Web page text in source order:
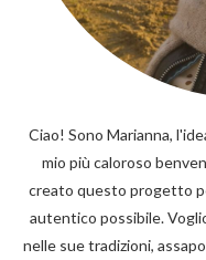
Ciao! Sono Marianna,
mio più caloroso
creato questo progetto
autentico possibile.
nelle sue tradizioni,